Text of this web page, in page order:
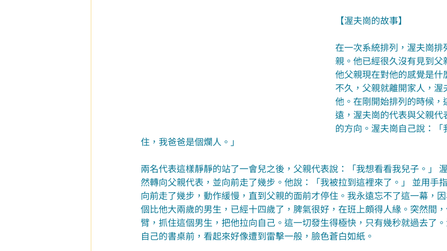
【渥夫崗的故事】
在一次系統排列，渥夫崗排
親。他已經很久沒有見到父
他父親現在對他的感覺是什
不久，父親就離開家人，渥
他。在剛開始排列的時候，
遠，渥夫崗的代表與父親代
的方向。渥夫崗自己說：「
住，我爸爸是個爛人。」
兩名代表這樣靜靜的站了一會兒之後，父親代表說：「我想看看我兒子。」
然轉向父親代表，並向前走了幾步。他說：「我被拉到這裡來了。」 並用手
向前走了幾步，動作緩慢，直到父親的面前才停住。我永遠忘不了這一幕，
個比他大兩歲的男生，已經十四歲了，脾氣很好，在班上頗得人緣。突然間
臂，抓住這個男生，把他拉向自己。這一切發生得極快，只有幾秒就過去了
自己的書桌前，看起來好像遭到雷擊一般，臉色蒼白如紙。